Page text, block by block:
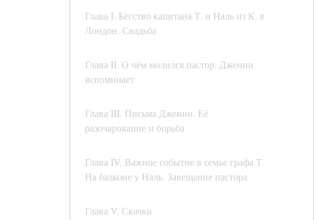
Глава I. Бегство капитана Т. и Наль из К. в
Лондон. Свадьба
Глава II. О чём молился пастор. Дженни
вспоминает
Глава III. Письма Дженни. Её
разочарование и борьба
Глава IV. Важное событие в семье графа Т.
На балконе у Наль. Завещание пастора
Глава V. Скачки